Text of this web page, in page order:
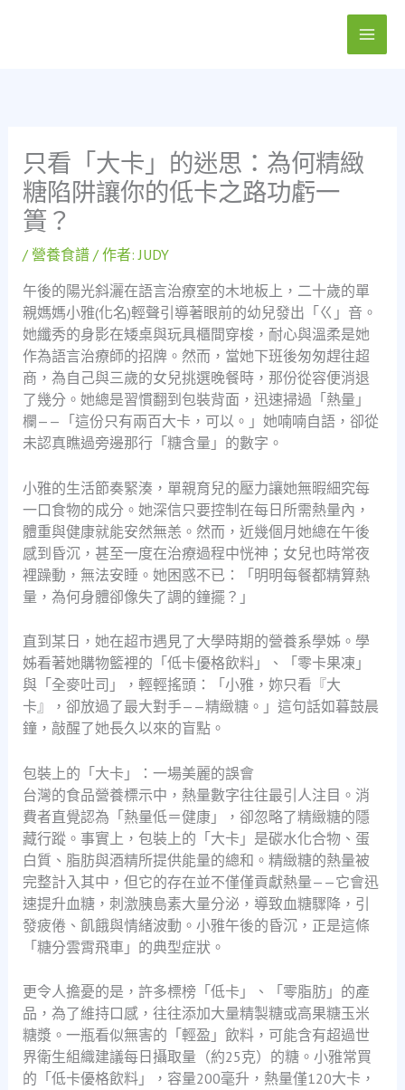
只看「大卡」的迷思：為何精緻
糖陷阱讓你的低卡之路功虧一
簣？
/ 營養食譜/ 作者:JUDY
午後的陽光斜灑在語言治療室的木地板上，二十歲的單
親媽媽小雅(化名)輕聲引導著眼前的幼兒發出「ㄍ」音。
她纖秀的身影在矮桌與玩具櫃間穿梭，耐心與溫柔是她
作為語言治療師的招牌。然而，當她下班後匆匆趕往超
商，為自己與三歲的女兒挑選晚餐時，那份從容便消退
了幾分。她總是習慣翻到包裝背面，迅速掃過「熱量」
欄——「這份只有兩百大卡，可以。」她喃喃自語，卻從
未認真瞧過旁邊那行「糖含量」的數字。
小雅的生活節奏緊湊，單親育兒的壓力讓她無暇細究每
一口食物的成分。她深信只要控制在每日所需熱量內，
體重與健康就能安然無恙。然而，近幾個月她總在午後
感到昏沉，甚至一度在治療過程中恍神；女兒也時常夜
裡躁動，無法安睡。她困惑不已：「明明每餐都精算熱
量，為何身體卻像失了調的鐘擺？」
直到某日，她在超市遇見了大學時期的營養系學姊。學
姊看著她購物籃裡的「低卡優格飲料」、「零卡果凍」
與「全麥吐司」，輕輕搖頭：「小雅，妳只看『大
卡』，卻放過了最大對手——精緻糖。」這句話如暮鼓晨
鐘，敲醒了她長久以來的盲點。
包裝上的「大卡」：一場美麗的誤會
台灣的食品營養標示中，熱量數字往往最引人注目。消
費者直覺認為「熱量低＝健康」，卻忽略了精緻糖的隱
藏行蹤。事實上，包裝上的「大卡」是碳水化合物、蛋
白質、脂肪與酒精所提供能量的總和。精緻糖的熱量被
完整計入其中，但它的存在並不僅僅貢獻熱量——它會迅
速提升血糖，刺激胰島素大量分泌，導致血糖驟降，引
發疲倦、飢餓與情緒波動。小雅午後的昏沉，正是這條
「糖分雲霄飛車」的典型症狀。
更令人擔憂的是，許多標榜「低卡」、「零脂肪」的產
品，為了維持口感，往往添加大量精製糖或高果糖玉米
糖漿。一瓶看似無害的「輕盈」飲料，可能含有超過世
界衛生組織建議每日攝取量（約25克）的糖。小雅常買
的「低卡優格飲料」，容量200毫升，熱量僅120大卡，